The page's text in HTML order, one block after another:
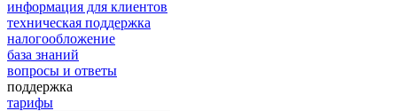
информация для клиентов
техническая поддержка
налогообложение
база знаний
вопросы и ответы
поддержка
тарифы